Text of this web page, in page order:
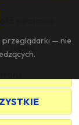
przeglądarki — nie
sieciowa
- panie